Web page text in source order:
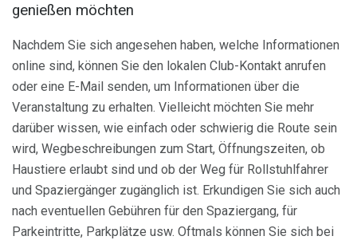
genießen möchten
Nachdem Sie sich angesehen haben, welche Informationen
online sind, können Sie den lokalen Club-Kontakt anrufen
oder eine E-Mail senden, um Informationen über die
Veranstaltung zu erhalten. Vielleicht möchten Sie mehr
darüber wissen, wie einfach oder schwierig die Route sein
wird, Wegbeschreibungen zum Start, Öffnungszeiten, ob
Haustiere erlaubt sind und ob der Weg für Rollstuhlfahrer
und Spaziergänger zugänglich ist. Erkundigen Sie sich auch
nach eventuellen Gebühren für den Spaziergang, für
Parkeintritte, Parkplätze usw. Oftmals können Sie sich bei